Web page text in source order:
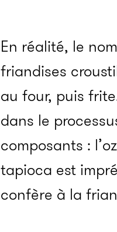
En réalité, le
friandises
au four, puis
dans le
composants :
tapioca est
confère à la